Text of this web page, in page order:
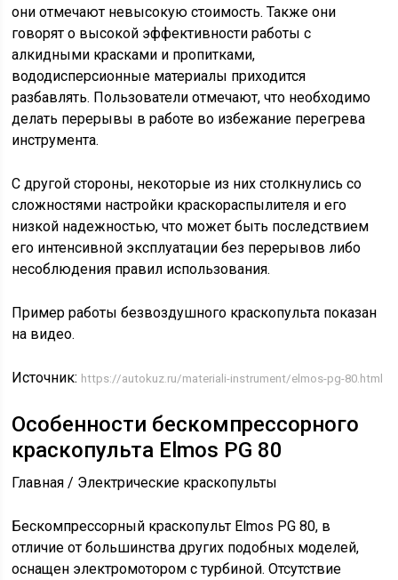
они отмечают невысокую стоимость. Также они
говорят о высокой эффективности работы с
алкидными красками и пропитками,
вододисперсионные материалы приходится
разбавлять. Пользователи отмечают, что необходимо
делать перерывы в работе во избежание перегрева
инструмента.
С другой стороны, некоторые из них столкнулись со
сложностями настройки краскораспылителя и его
низкой надежностью, что может быть последствием
его интенсивной эксплуатации без перерывов либо
несоблюдения правил использования.
Пример работы безвоздушного краскопульта показан
на видео.
Источник: https://autokuz.ru/materiali-instrument/elmos-pg-80.html
Особенности бескомпрессорного
краскопульта Elmos PG 80
Главная / Электрические краскопульты
Бескомпрессорный краскопульт Elmos PG 80, в
отличие от большинства других подобных моделей,
оснащен электромотором с турбиной. Отсутствие